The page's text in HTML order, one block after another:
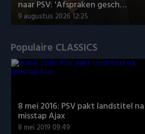
naar PSV: 'Afspraken gesch…
9 augustus 2026 12:25
Populaire CLASSICS
8 mei 2016: PSV pakt landstitel na
misstap Ajax
8 mei 2019 09:49